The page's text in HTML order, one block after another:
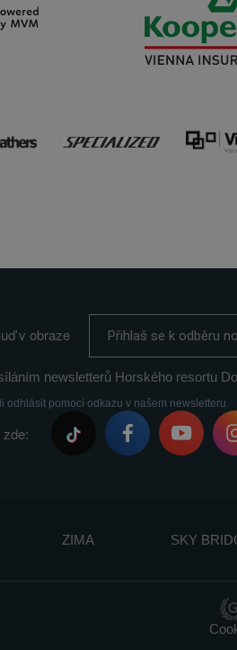
v obraze
newsletterů Horského resortu
odhlásit pomocí odkazu v našem newsletteru.
ZIMA SKY